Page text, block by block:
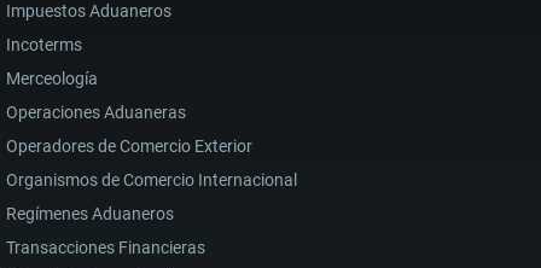
Impuestos Aduaneros
Incoterms
Merceología
Operaciones Aduaneras
Operadores de Comercio Exterior
Organismos de Comercio Internacional
Regímenes Aduaneros
Transacciones Financieras